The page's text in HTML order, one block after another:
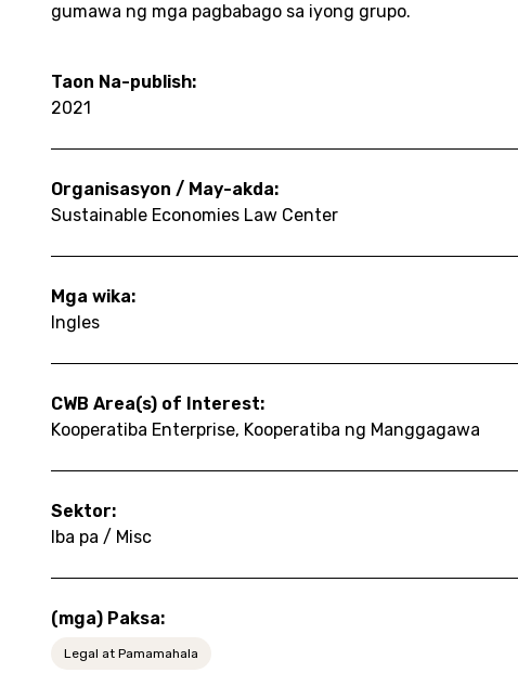
gumawa ng mga pagbabago sa iyong grupo.
Taon Na-publish:
2021
Organisasyon / May-akda:
Sustainable Economies Law Center
Mga wika:
Ingles
CWB Area(s) of Interest:
Kooperatiba Enterprise, Kooperatiba ng Manggagawa
Sektor:
Iba pa / Misc
(mga) Paksa:
Legal at Pamamahala